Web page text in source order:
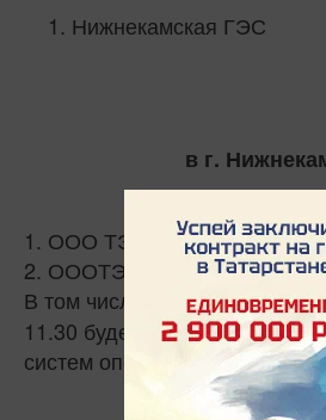
Нижнекамская ГЭС
в г.
1. ООО ТЭЦ-1
2. ОООТЭЦ-2
В том числе,
1 октября 2019
11.30 будет производиться
систем оповещения с ДДС
по г.